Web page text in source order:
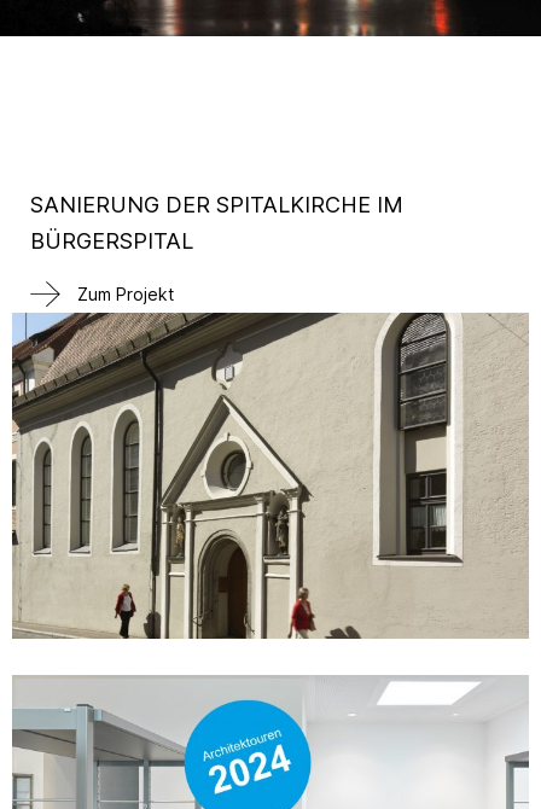
SANIERUNG DER SPITALKIRCHE IM
BÜRGERSPITAL
Zum Projekt